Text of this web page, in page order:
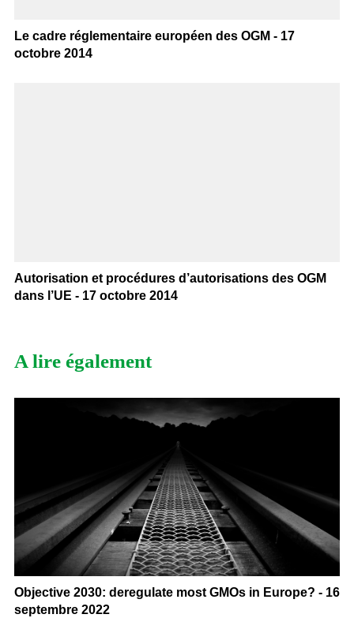
Le cadre réglementaire européen des OGM - 17
octobre 2014
Autorisation et procédures d’autorisations des OGM
dans l’UE - 17 octobre 2014
A lire également
Objective 2030: deregulate most GMOs in Europe? - 16
septembre 2022